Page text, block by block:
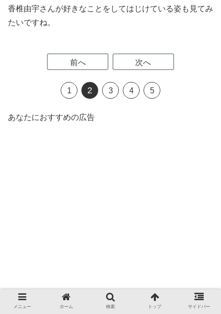
香椎由宇さんが好きなことをしてはじけている姿も見てみ
たいですね。
前へ 次へ
1 2 3 4 5
あなたにおすすめの広告
メニュー ホーム 検索 トップ サイドバー